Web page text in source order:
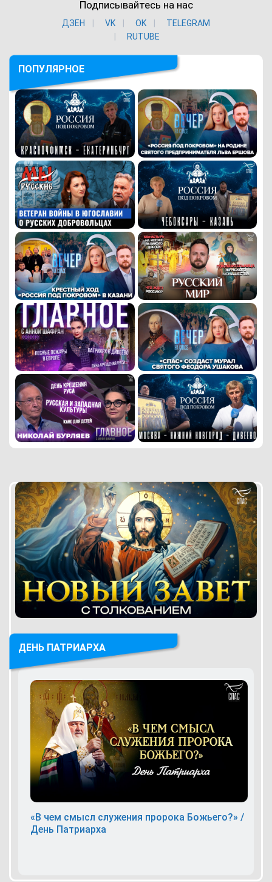
Подписывайтесь на нас
ДЗЕН VK ОK
TELEGRAM
RUTUBE
ПОПУЛЯРНОЕ
ДЕНЬ ПАТРИАРХА
«В чем смысл служения пророка Божьего?» /
День Патриарха